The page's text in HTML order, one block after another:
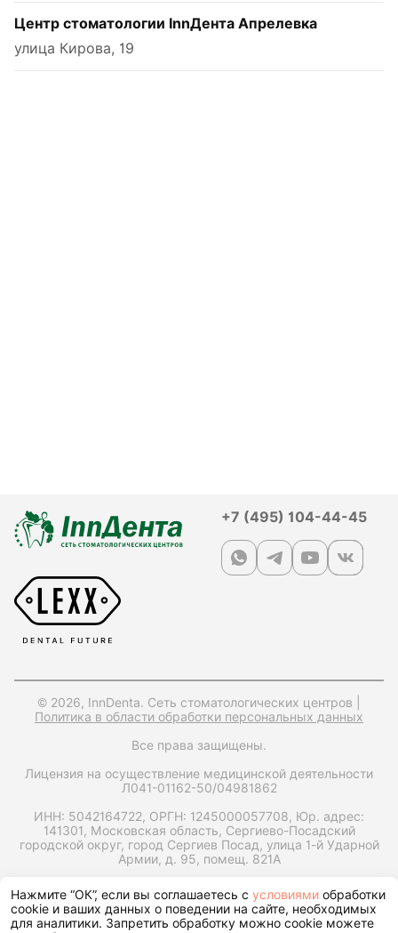
Центр стоматологии InnДента Апрелевка
улица Кирова, 19
+7 (495) 104-44-45
© 2026, InnDenta. Сеть стоматологических центров |
Политика в области обработки персональных данных
Все права защищены.
Лицензия на осуществление медицинской деятельности
Л041-01162-50/04981862
ИНН: 5042164722, ОРГН: 1245000057708, Юр. адрес:
141301, Московская область, Сергиево-Посадский
городской округ, город Сергиев Посад, улица 1-й Ударной
Армии, д. 95, помещ. 821А
Запрос справки на налоговый вычет
Нажмите “ОК”, если вы соглашаетесь с условиями обработки
cookie и ваших данных о поведении на сайте, необходимых
для аналитики. Запретить обработку можно cookie можете